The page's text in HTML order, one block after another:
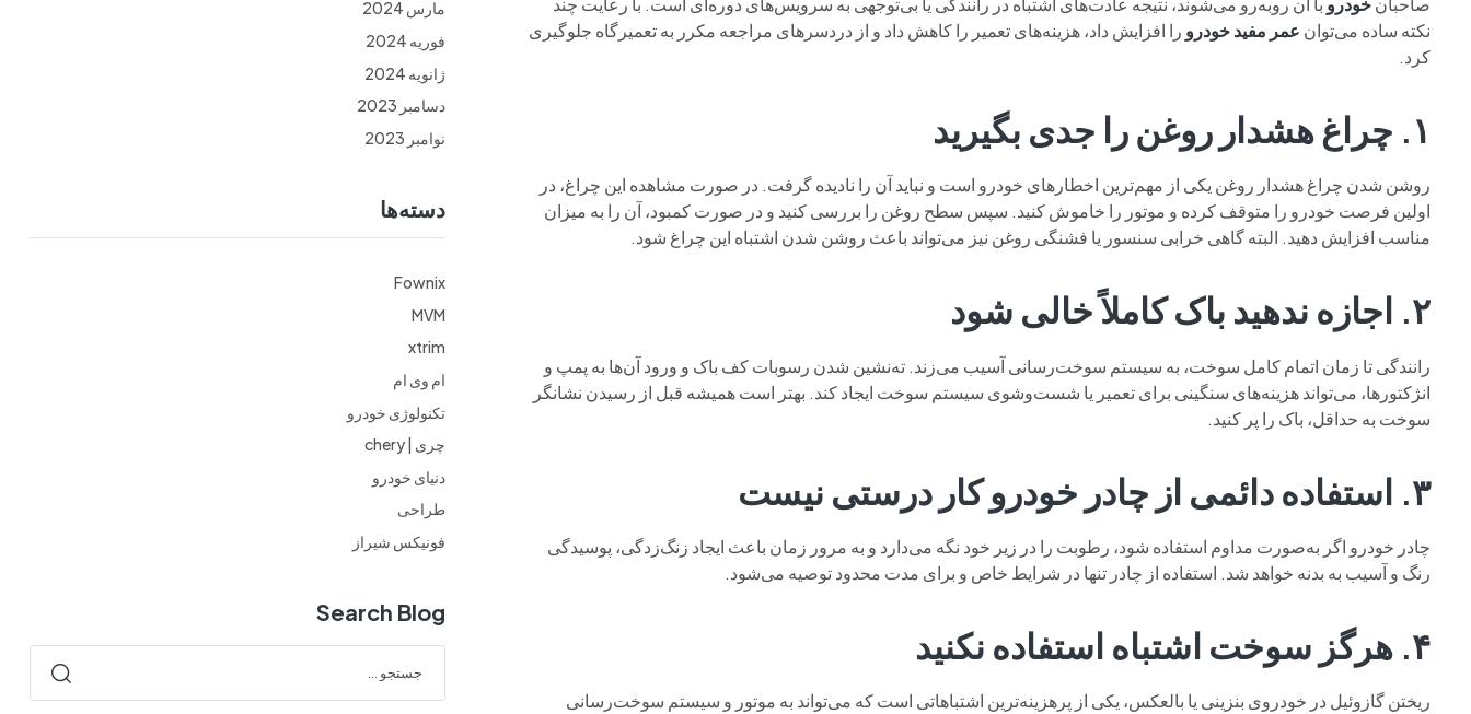
نکته ساده می‌توان عمر مفید خودرو را افزایش داد، هزینه‌های تعمیر را کاهش داد و از دردسرهای مراجعه مکرر به تعمیرگاه جلوگیری
کرد.
۱. چراغ هشدار روغن را جدی بگیرید
روشن شدن چراغ هشدار روغن یکی از مهم‌ترین اخطارهای خودرو است و نباید آن را نادیده گرفت. در صورت مشاهده این چراغ، در
اولین فرصت خودرو را متوقف کرده و موتور را خاموش کنید. سپس سطح روغن را بررسی کنید و در صورت کمبود، آن را به میزان
مناسب افزایش دهید. البته گاهی خرابی سنسور یا فشنگی روغن نیز می‌تواند باعث روشن شدن اشتباه این چراغ شود.
۲. اجازه ندهید باک کاملاً خالی شود
رانندگی تا زمان اتمام کامل سوخت، به سیستم سوخت‌رسانی آسیب می‌زند. ته‌نشین شدن رسوبات کف باک و ورود آن‌ها به پمپ و
انژکتورها، می‌تواند هزینه‌های سنگینی برای تعمیر یا شست‌وشوی سیستم سوخت ایجاد کند. بهتر است همیشه قبل از رسیدن نشانگر
سوخت به حداقل، باک را پر کنید.
۳. استفاده دائمی از چادر خودرو کار درستی نیست
چادر خودرو اگر به‌صورت مداوم استفاده شود، رطوبت را در زیر خود نگه می‌دارد و به مرور زمان باعث ایجاد زنگ‌زدگی، پوسیدگی
رنگ و آسیب به بدنه خواهد شد. استفاده از چادر تنها در شرایط خاص و برای مدت محدود توصیه می‌شود.
۴. هرگز سوخت اشتباه استفاده نکنید
ریختن گازوئیل در خودروی بنزینی یا بالعکس، یکی از پرهزینه‌ترین اشتباهاتی است که می‌تواند به موتور و سیستم سوخت‌رسانی
مارس 2024
فوریه 2024
ژانویه 2024
دسامبر 2023
نوامبر 2023
دسته‌ها
Fownix
MVM
xtrim
ام وی ام
تکنولوژی خودرو
چری | chery
دنیای خودرو
طراحی
فونیکس شیراز
Search Blog